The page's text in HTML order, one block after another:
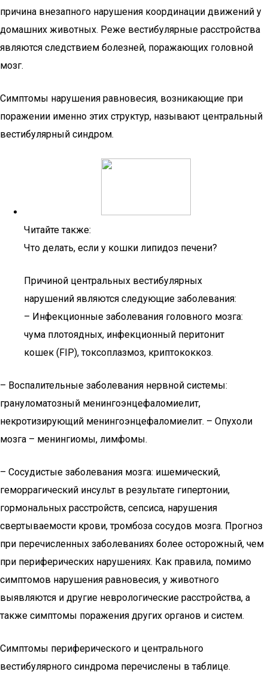
причина внезапного нарушения координации движений у
домашних животных. Реже вестибулярные расстройства
являются следствием болезней, поражающих головной
мозг.
Симптомы нарушения равновесия, возникающие при
поражении именно этих структур, называют центральный
вестибулярный синдром.
Читайте также:
Что делать, если у кошки липидоз печени?
Причиной центральных вестибулярных
нарушений являются следующие заболевания:
– Инфекционные заболевания головного мозга:
чума плотоядных, инфекционный перитонит
кошек (FIP), токсоплазмоз, криптококкоз.
– Воспалительные заболевания нервной системы:
грануломатозный менингоэнцефаломиелит,
некротизирующий менингоэнцефаломиелит. – Опухоли
мозга – менингиомы, лимфомы.
– Сосудистые заболевания мозга: ишемический,
геморрагический инсульт в результате гипертонии,
гормональных расстройств, сепсиса, нарушения
свертываемости крови, тромбоза сосудов мозга. Прогноз
при перечисленных заболеваниях более осторожный, чем
при периферических нарушениях. Как правила, помимо
симптомов нарушения равновесия, у животного
выявляются и другие неврологические расстройства, а
также симптомы поражения других органов и систем.
Симптомы периферического и центрального
вестибулярного синдрома перечислены в таблице.